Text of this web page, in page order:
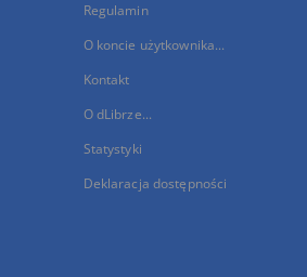
Regulamin
O koncie użytkownika...
Kontakt
O dLibrze...
Statystyki
Deklaracja dostępności